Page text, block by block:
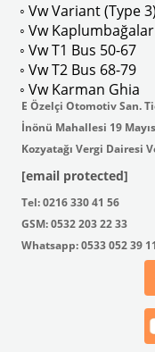
◦ Vw Variant (Type 3)
◦ Vw Kaplumbağalar
◦ Vw T1 Bus 50-67
◦ Vw T2 Bus 68-79
◦ Vw Karman Ghia
E Özelçi Otomotiv San.
İnönü Mahallesi 19
Kozyatağı Vergi Dairesi
[email protected]
Tel: 0216 330 41 56
GSM: 0532 203 22 33
Whatsapp: 0533 052 39 11